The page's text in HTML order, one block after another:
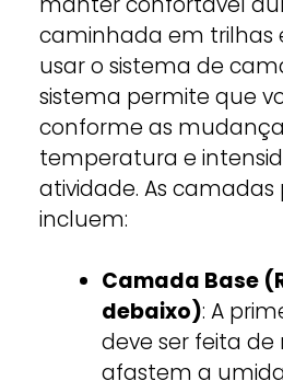
caminhada em trilhas
usar o sistema de
sistema permite que
conforme as
temperatura e
atividade. As camadas
incluem:
Camada Base
debaixo): A
deve ser feita
afastem a